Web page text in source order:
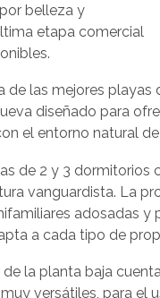
belleza y
etapa comercial
de las mejores playas
diseñado para
el entorno natural
de 2 y 3 dormitorios
vanguardista. La
adosadas y
a cada tipo de
la planta baja
versátiles, para el